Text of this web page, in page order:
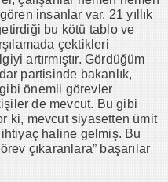
insanlar var. 21 yıllık
bu kötü tablo ve
çektikleri
artırmıştır. Gördüğüm
partisinde bakanlık,
önemli görevler
de mevcut. Bu gibi
ki, mevcut siyasetten ümit
haline gelmiş. Bu
çıkaranlara” başarılar